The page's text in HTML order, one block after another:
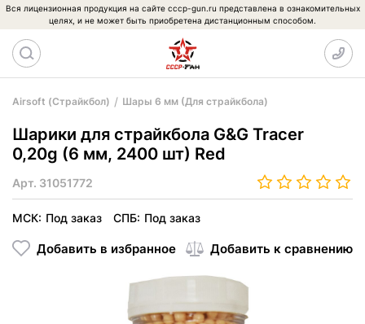
Вся лицензионная продукция на сайте cccp-gun.ru представлена в ознакомительных
целях, и не может быть приобретена дистанционным способом.
Airsoft (Страйкбол) Шары 6 мм (Для страйкбола)
Шарики для страйкбола G&G Tracer
0,20g (6 мм, 2400 шт) Red
Арт. 31051772
МСК: Под заказ СПБ: Под заказ
Добавить в избранное Добавить к сравнению